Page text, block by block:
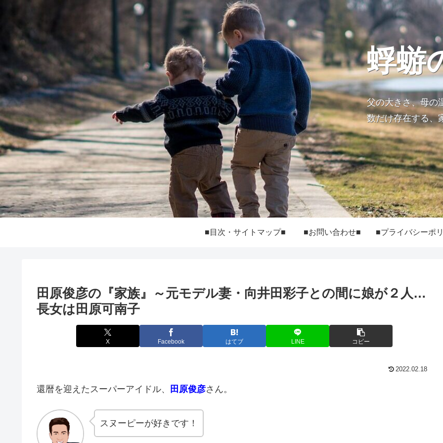
蜉蝣
父の大きさ、母の
数だけ存在する、
■目次・サイトマップ■ ■お問い合わせ■
田原俊彦の『家族』～元モデル妻・向井田彩子との間に娘が２人…
長女は田原可南子
X Facebook はてブ LINE コピー
2022.02.18
還暦を迎えたスーパーアイドル、 田原俊彦さん。
スヌーピーが好きです！